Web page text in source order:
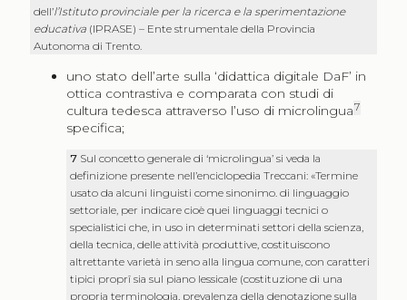
dell’l’Istituto provinciale per la ricerca e la sperimentazione
educativa (IPRASE) – Ente strumentale della Provincia
Autonoma di Trento.
uno stato dell’arte sulla ‘didattica digitale DaF’ in
ottica contrastiva e comparata con studi di
cultura tedesca attraverso l’uso di microlingua7
specifica;
7 Sul concetto generale di ‘microlingua’ si veda la
definizione presente nell’enciclopedia Treccani: «Termine
usato da alcuni linguisti come sinonimo. di linguaggio
settoriale, per indicare cioè quei linguaggi tecnici o
specialistici che, in uso in determinati settori della scienza,
della tecnica, delle attività produttive, costituiscono
altrettante varietà in seno alla lingua comune, con caratteri
tipici proprî sia sul piano lessicale (costituzione di una
propria terminologia, prevalenza della denotazione sulla